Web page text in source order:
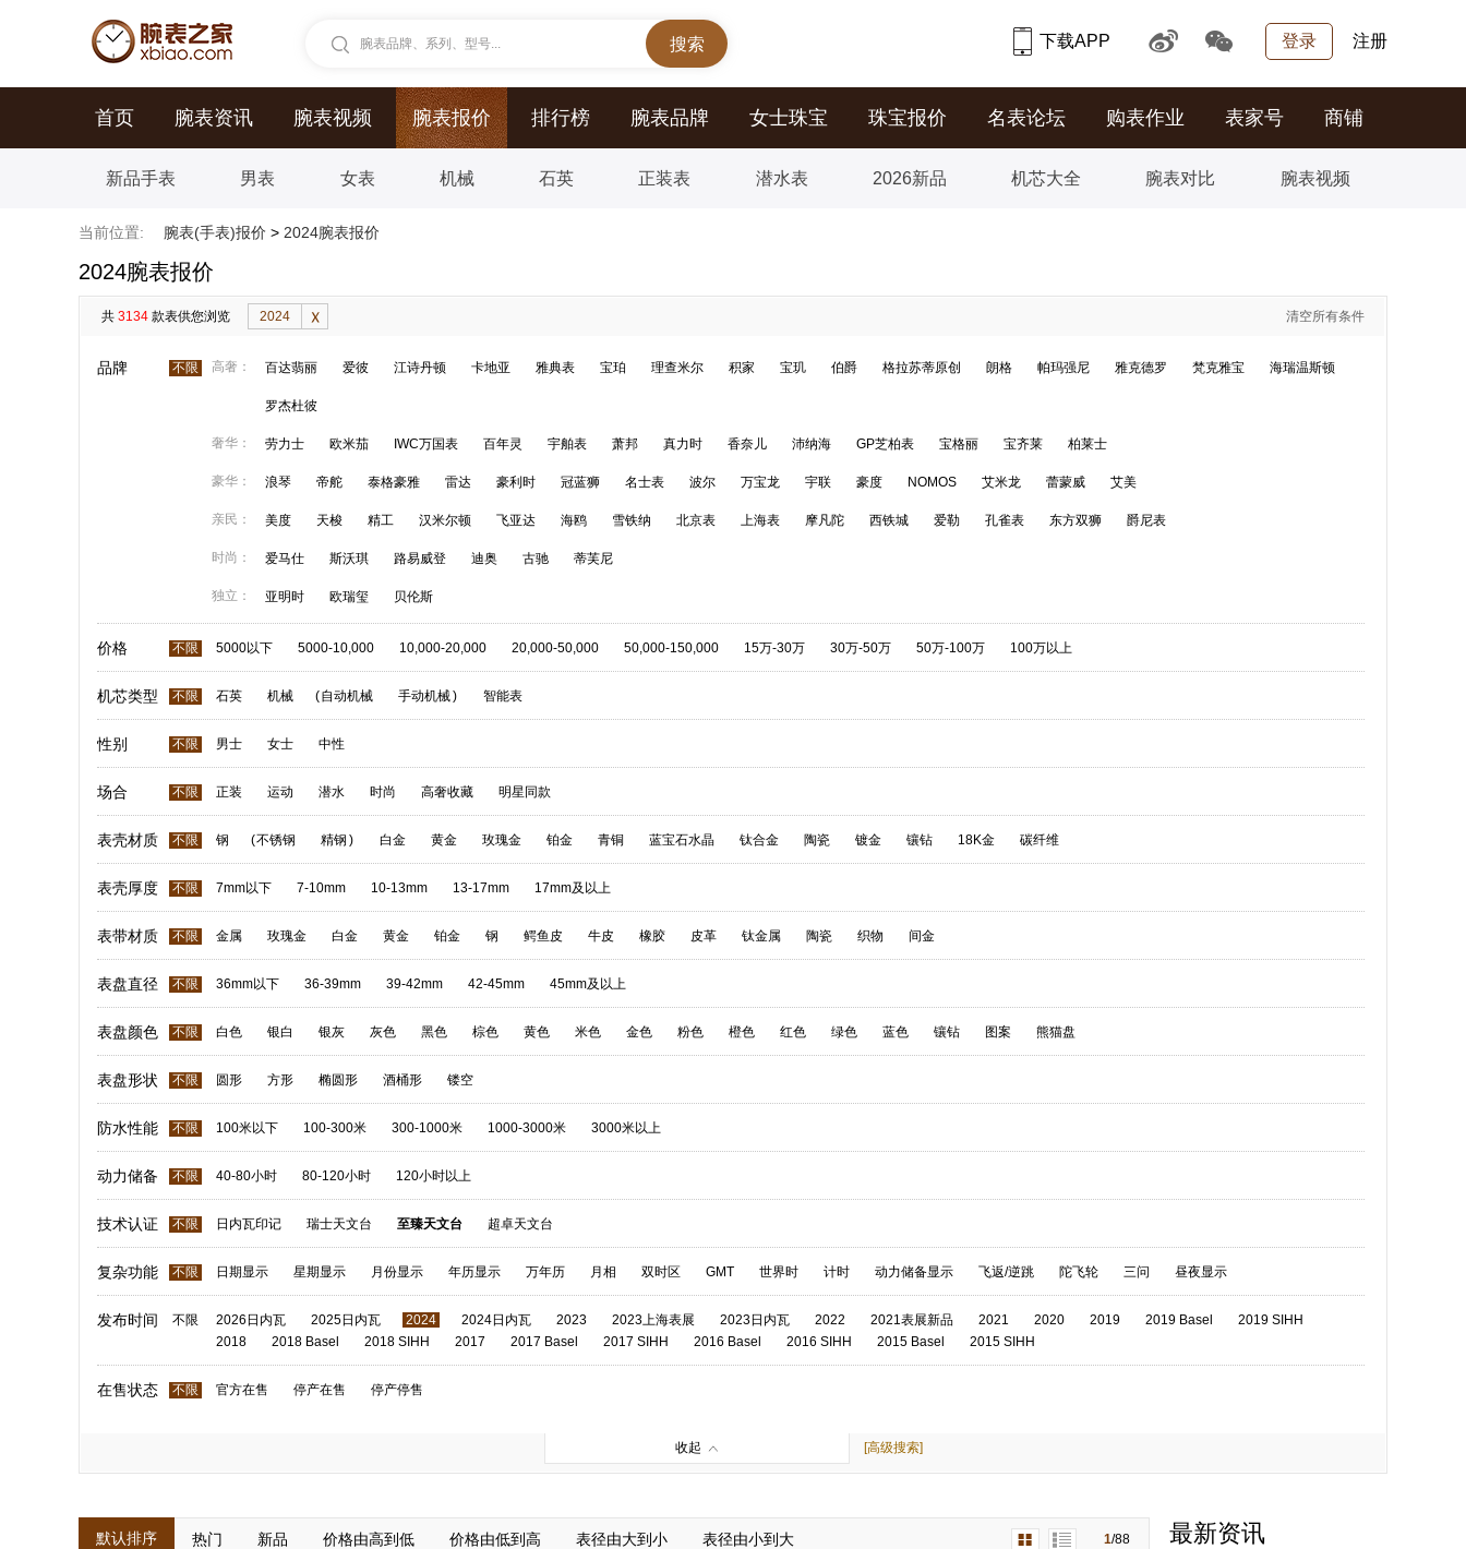
腕表品牌、系列、型号... 登录 注册
下载APP
首页 腕表资讯 腕表视频 腕表报价 排行榜 腕表品牌 女士珠宝 珠宝报价 名表论坛 购表作业 表家号 商铺
新品手表 男表 女表 机械 石英 正装表 潜水表 2026新品 机芯大全 腕表对比 腕表视频
当前位置: 腕表(手表)报价 > 2024腕表报价
2024腕表报价
共 3134 款表供您浏览 2024 清空所有条件
品牌 不限 高奢： 百达翡丽 爱彼 江诗丹顿 卡地亚 雅典表 宝珀 理查米尔 积家 宝玑 伯爵 格拉苏蒂原创 朗格 帕玛强尼 雅克德罗 梵克雅宝 海瑞温斯顿
罗杰杜彼
奢华： 劳力士 欧米茄 IWC万国表 百年灵 宇舶表 萧邦 真力时 香奈儿 沛纳海 GP芝柏表 宝格丽 宝齐莱 柏莱士
豪华： 浪琴 帝舵 泰格豪雅 雷达 豪利时 冠蓝狮 名士表 波尔 万宝龙 宇联 豪度 NOMOS 艾米龙 蕾蒙威 艾美
亲民： 美度 天梭 精工 汉米尔顿 飞亚达 海鸥 雪铁纳 北京表 上海表 摩凡陀 西铁城 爱勒 孔雀表 东方双狮 爵尼表
时尚： 爱马仕 斯沃琪 路易威登 迪奥 古驰 蒂芙尼
独立： 亚明时 欧瑞玺 贝伦斯
价格 不限 5000以下 5000-10,000 10,000-20,000 20,000-50,000 50,000-150,000 15万-30万 30万-50万 50万-100万 100万以上
机芯类型 不限 石英 机械 (自动机械 手动机械) 智能表
性别 不限 男士 女士 中性
场合 不限 正装 运动 潜水 时尚 高奢收藏 明星同款
表壳材质 不限 钢 (不锈钢 精钢 ) 白金 黄金 玫瑰金 铂金 青铜 蓝宝石水晶 钛合金 陶瓷 镀金 镶钻 18K金 碳纤维
表壳厚度 不限 7mm以下 7-10mm 10-13mm 13-17mm 17mm及以上
表带材质 不限 金属 玫瑰金 白金 黄金 铂金 钢 鳄鱼皮 牛皮 橡胶 皮革 钛金属 陶瓷 织物 间金
表盘直径 不限 36mm以下 36-39mm 39-42mm 42-45mm 45mm及以上
表盘颜色 不限 白色 银白 银灰 灰色 黑色 棕色 黄色 米色 金色 粉色 橙色 红色 绿色 蓝色 镶钻 图案 熊猫盘
表盘形状 不限 圆形 方形 椭圆形 酒桶形 镂空
防水性能 不限 100米以下 100-300米 300-1000米 1000-3000米 3000米以上
动力储备 不限 40-80小时 80-120小时 120小时以上
技术认证 不限 日内瓦印记 瑞士天文台 至臻天文台 超卓天文台
复杂功能 不限 日期显示 星期显示 月份显示 年历显示 万年历 月相 双时区 GMT 世界时 计时 动力储备显示 飞返/逆跳 陀飞轮 三问 昼夜显示
发布时间 不限 2026日内瓦 2025日内瓦 2024 2024日内瓦 2023 2023上海表展 2023日内瓦 2022 2021表展新品 2021 2020 2019 2019 Basel
2019 SIHH
2018
2018 Basel 2018 SIHH 2017 2017 Basel 2017 SIHH 2016 Basel 2016 SIHH 2015 Basel 2015 SIHH
在售状态 不限 官方在售 停产在售 停产停售
收起 [高级搜索]
默认排序 热门 新品 价格由高到低 价格由低到高 表径由大到小 表径由小到大 1/88 最新资讯